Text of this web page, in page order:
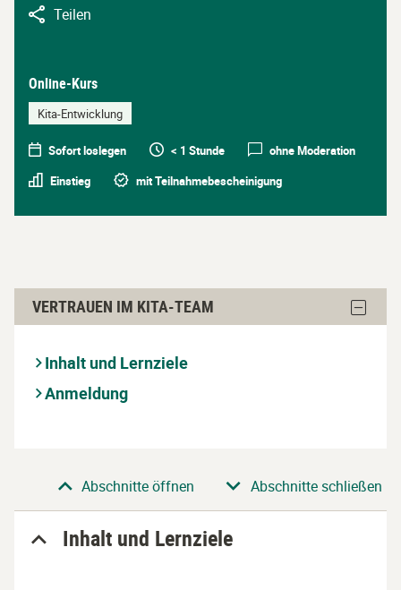
Teilen
Online-Kurs
Kita-Entwicklung
Sofort loslegen < 1 Stunde
ohne Moderation
Einstieg
mit Teilnahmebescheinigung
Vertrauen
Team
überspringen
Block
VERTRAUEN IM KITA-TEAM
Inhalt und Lernziele
Anmeldung
AbschnittAbschnitte öffnen Abschnitte schließen
Inhalt und Lernziele